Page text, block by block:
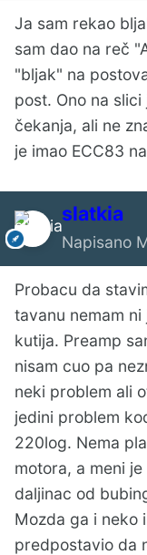
Ja sam rekao
sam dao na reč
"bljak" na
post. Ono na
čekanja, ali ne
je imao ECC83
slatkia
Napisano
Probacu da
tavanu nemam
kutija. Preamp
nisam cuo pa
neki problem ali
jedini problem
220log. Nema
motora, a meni
daljinac od
Mozda ga i neko
predpostavio da